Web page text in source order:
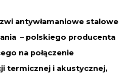
antywłamaniowe stalowe
– polskiego producenta
na połączenie
termicznej i akustycznej,